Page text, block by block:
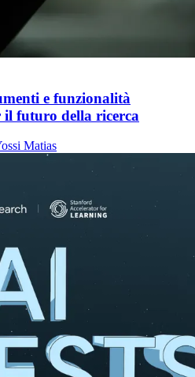
e funzionalità
il futuro della ricerca
Matias